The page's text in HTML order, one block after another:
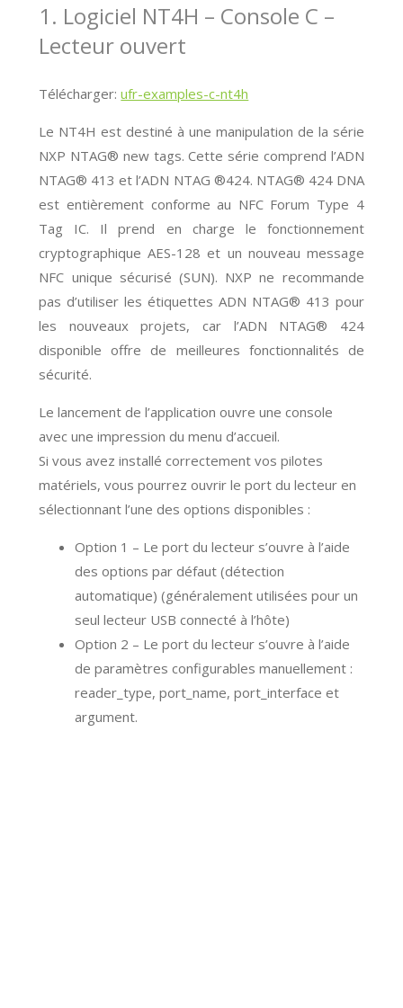
1. Logiciel NT4H – Console C –
Lecteur ouvert
Télécharger:ufr-examples-c-nt4h
Le NT4H est destiné à une manipulation de la série
NXP NTAG® new tags. Cette série comprend l’ADN
NTAG® 413 et l’ADN NTAG ®424. NTAG® 424 DNA
est entièrement conforme au NFC Forum Type 4
Tag IC. Il prend en charge le fonctionnement
cryptographique AES-128 et un nouveau message
NFC unique sécurisé (SUN). NXP ne recommande
pas d’utiliser les étiquettes ADN NTAG® 413 pour
les nouveaux projets, car l’ADN NTAG® 424
disponible offre de meilleures fonctionnalités de
sécurité.
Le lancement de l’application ouvre une console
avec une impression du menu d’accueil.
Si vous avez installé correctement vos pilotes
matériels, vous pourrez ouvrir le port du lecteur en
sélectionnant l’une des options disponibles :
Option 1 – Le port du lecteur s’ouvre à l’aide
des options par défaut (détection
automatique) (généralement utilisées pour un
seul lecteur USB connecté à l’hôte)
Option 2 – Le port du lecteur s’ouvre à l’aide
de paramètres configurables manuellement :
reader_type, port_name, port_interface et
argument.